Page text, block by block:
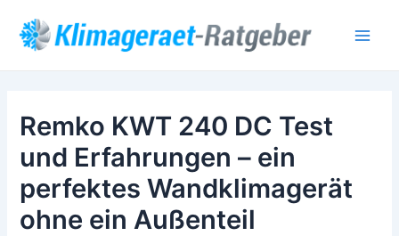
Inhalt
springen
Remko KWT 240 DC Test
und Erfahrungen – ein
perfektes Wandklimagerät
ohne ein Außenteil
navigation